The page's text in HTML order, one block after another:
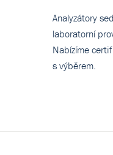
Analyzátory
laboratorní
Nabízíme
s výběrem.